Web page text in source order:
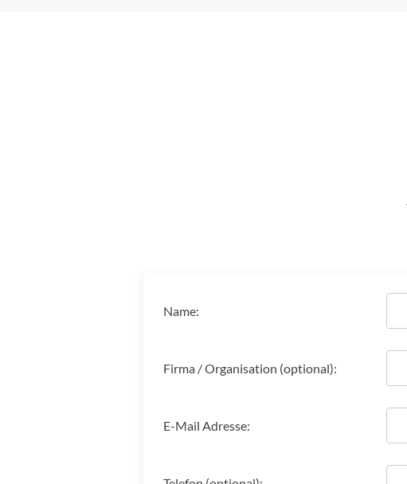
Name:
Firma / Organisation (optional):
E-Mail Adresse: